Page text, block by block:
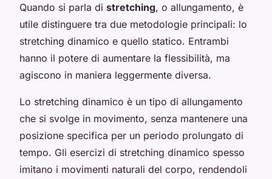
Quando si parla di stretching, o allungamento, è
utile distinguere tra due metodologie principali: lo
stretching dinamico e quello statico. Entrambi
hanno il potere di aumentare la flessibilità, ma
agiscono in maniera leggermente diversa.
Lo stretching dinamico è un tipo di allungamento
che si svolge in movimento, senza mantenere una
posizione specifica per un periodo prolungato di
tempo. Gli esercizi di stretching dinamico spesso
imitano i movimenti naturali del corpo, rendendoli